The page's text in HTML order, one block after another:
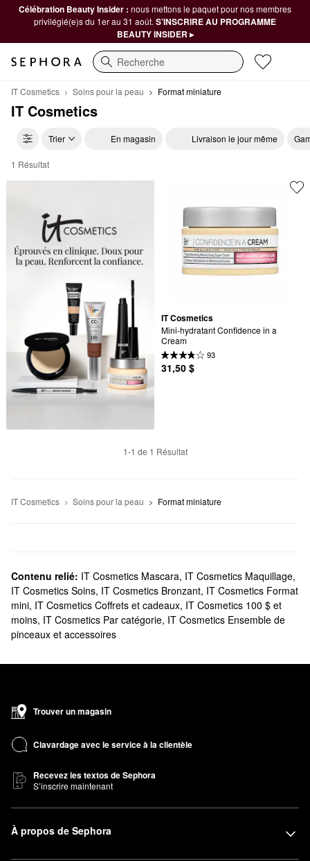
Célébration Beauty Insider : nous mettons le paquet pour nos membres
privilégié(e)s du 1er au 31 août. S’INSCRIRE AU PROGRAMME
BEAUTY INSIDER ▸
Recherche
IT Cosmetics Soins pour la peau Format miniature
IT Cosmetics
Trier En magasin Livraison le jour même
IT Cosmetics Format miniature
1 Résultat
IT Cosmetics
Mini-hydratant Confidence in a
Cream
93
31,50 $
1-1 de 1 Résultat
IT Cosmetics Soins pour la peau Format miniature
Contenu relié: IT Cosmetics Mascara, IT Cosmetics Maquillage,
IT Cosmetics Soins, IT Cosmetics Bronzant, IT Cosmetics Format
mini, IT Cosmetics Coffrets et cadeaux, IT Cosmetics 100 $ et
moins, IT Cosmetics Par catégorie, IT Cosmetics Ensemble de
pinceaux et accessoires
Trouver un magasin
Clavardage avec le service à la clientèle
Recevez les textos de Sephora
S’inscrire maintenant
À propos de Sephora